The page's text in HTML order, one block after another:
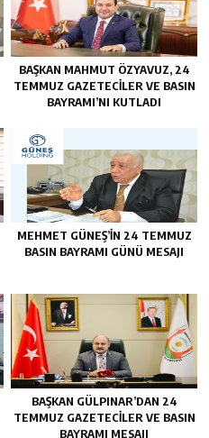
BAŞKAN MAHMUT ÖZYAVUZ, 24
TEMMUZ GAZETECILER VE BASIN
BAYRAMI’NI KUTLADI
MEHMET GÜNEŞ’İN 24 TEMMUZ
BASIN BAYRAMI GÜNÜ MESAJI
BAŞKAN GÜLPINAR’DAN 24
TEMMUZ GAZETECİLER VE BASIN
BAYRAMI MESAJI